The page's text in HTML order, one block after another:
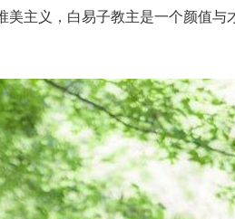
美主义，白易子教主是一个颜值